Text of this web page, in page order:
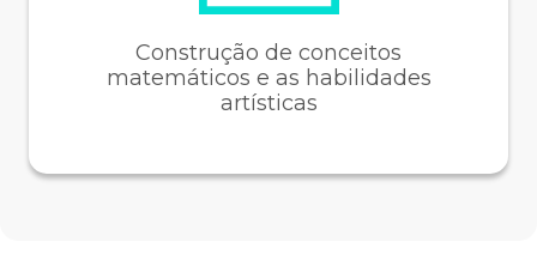
Construção de conceitos
matemáticos e as habilidades
artísticas